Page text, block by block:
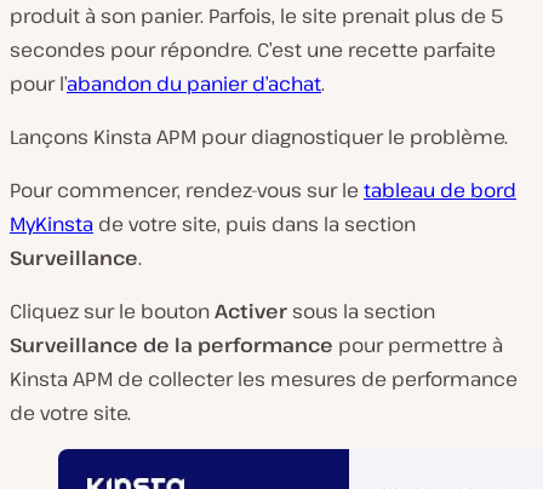
produit à son panier. Parfois, le site prenait plus de 5
secondes pour répondre. C’est une recette parfaite
pour l’abandon du panier d’achat.
Lançons Kinsta APM pour diagnostiquer le problème.
Pour commencer, rendez-vous sur le tableau de bord
MyKinsta de votre site, puis dans la section
Surveillance.
Cliquez sur le boutonActiver sous la section
Surveillance de la performance pour permettre à
Kinsta APM de collecter les mesures de performance
de votre site.